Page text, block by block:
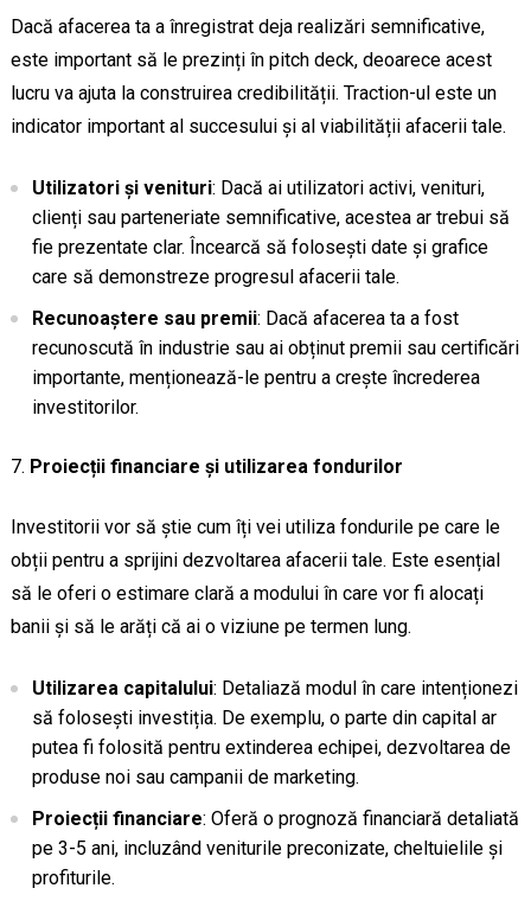
Dacă afacerea ta a înregistrat deja realizări semnificative,
este important să le prezinți în pitch deck, deoarece acest
lucru va ajuta la construirea credibilității. Traction-ul este un
indicator important al succesului și al viabilității afacerii tale.
Utilizatori și venituri: Dacă ai utilizatori activi, venituri,
clienți sau parteneriate semnificative, acestea ar trebui să
fie prezentate clar. Încearcă să folosești date și grafice
care să demonstreze progresul afacerii tale.
Recunoaștere sau premii: Dacă afacerea ta a fost
recunoscută în industrie sau ai obținut premii sau certificări
importante, menționează-le pentru a crește încrederea
investitorilor.
Proiecții financiare și utilizarea fondurilor
Investitorii vor să știe cum îți vei utiliza fondurile pe care le
obții pentru a sprijini dezvoltarea afacerii tale. Este esențial
să le oferi o estimare clară a modului în care vor fi alocați
banii și să le arăți că ai o viziune pe termen lung.
Utilizarea capitalului: Detaliază modul în care intenționezi
să folosești investiția. De exemplu, o parte din capital ar
putea fi folosită pentru extinderea echipei, dezvoltarea de
produse noi sau campanii de marketing.
Proiecții financiare: Oferă o prognoză financiară detaliată
pe 3-5 ani, incluzând veniturile preconizate, cheltuielile și
profiturile.